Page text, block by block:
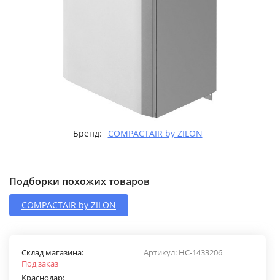
Бренд: COMPACTAIR by ZILON
Подборки похожих товаров
COMPACTAIR by ZILON
Артикул: НС-1433206
Склад магазина:
Под заказ
Краснодар: